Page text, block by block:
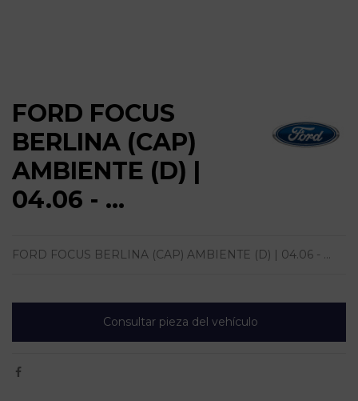
FORD FOCUS
BERLINA (CAP)
AMBIENTE (D) |
04.06 - ...
FORD FOCUS BERLINA (CAP) AMBIENTE (D) | 04.06 - ...
Consultar pieza del vehículo